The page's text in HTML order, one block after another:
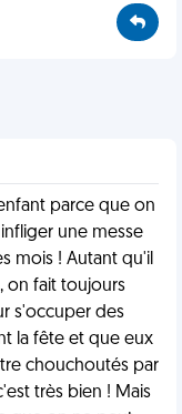
parce que on
une messe
mois ! Autant qu'il
on fait toujours
s'occuper des
la fête et que eux
chouchoutés par
très bien ! Mais